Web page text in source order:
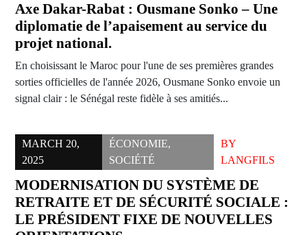
Axe Dakar-Rabat : Ousmane Sonko – Une
diplomatie de l’apaisement au service du
projet national.
En choisissant le Maroc pour l'une de ses premières grandes
sorties officielles de l'année 2026, Ousmane Sonko envoie un
signal clair : le Sénégal reste fidèle à ses amitiés...
MARCH 20,
2025
ÉCONOMIE,
SOCIÉTÉ
BY
LANGFILS
MODERNISATION DU SYSTÈME DE
RETRAITE ET DE SÉCURITÉ SOCIALE :
LE PRÉSIDENT FIXE DE NOUVELLES